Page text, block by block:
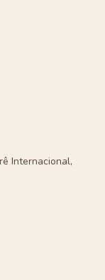
Internacional,